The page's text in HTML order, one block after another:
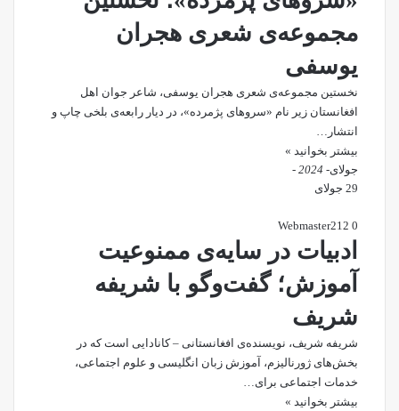
مجموعه‌ی شعری هجران
یوسفی
نخستین مجموعه‌ی شعری هجران یوسفی، شاعر جوان اهل
افغانستان زیر نام «سروهای پژمرده»، در دیار رابعه‌ی بلخی چاپ و
انتشار…
بیشتر بخوانید »
جولای- 2024 -
29 جولای
Webmaster 0
ادبیات در سایه‌ی ممنوعیت
آموزش؛ گفت‌وگو با شریفه
شریف
شریفه‌ شریف، نویسنده‌ی افغانستانی – کانادایی است که در
بخش‌های ژورنالیزم، آموزش زبان انگلیسی و علوم اجتماعی،
خدمات اجتماعی برای…
بیشتر بخوانید »